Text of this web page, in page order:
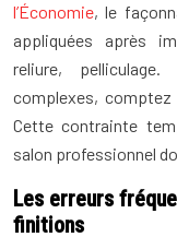
l’Économie, le
appliquées après
reliure,
complexes,
Cette contrainte
salon professionnel
Les erreurs
finitions